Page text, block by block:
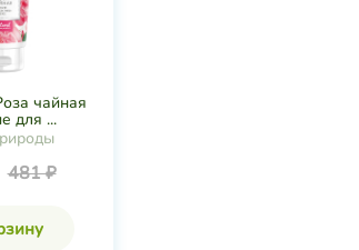
чайная
для ...
481 ₽